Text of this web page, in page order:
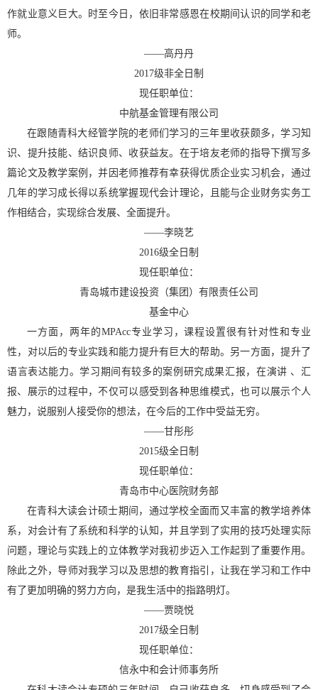
作就业意义巨大。时至今日，依旧非常感恩在校期间认识的同学和老
师。
——高丹丹
2017级非全日制
现任职单位：
中航基金管理有限公司
在跟随青科大经管学院的老师们学习的三年里收获颇多，学习知
识、提升技能、结识良师、收获益友。在于培友老师的指导下撰写多
篇论文及教学案例，并因老师推荐有幸获得优质企业实习机会，通过
几年的学习成长得以系统掌握现代会计理论，且能与企业财务实务工
作相结合，实现综合发展、全面提升。
——李晓艺
2016级全日制
现任职单位：
青岛城市建设投资（集团）有限责任公司
基金中心
一方面，两年的MPAcc专业学习，课程设置很有针对性和专业
性，对以后的专业实践和能力提升有巨大的帮助。另一方面，提升了
语言表达能力。学习期间有较多的案例研究成果汇报，在演讲 、汇
报、展示的过程中，不仅可以感受到各种思维模式，也可以展示个人
魅力，说服别人接受你的想法，在今后的工作中受益无穷。
——甘彤彤
2015级全日制
现任职单位：
青岛市中心医院财务部
在青科大读会计硕士期间，通过学校全面而又丰富的教学培养体
系，对会计有了系统和科学的认知，并且学到了实用的技巧处理实际
问题，理论与实践上的立体教学对我初步迈入工作起到了重要作用。
除此之外，导师对我学习以及思想的教育指引，让我在学习和工作中
有了更加明确的努力方向，是我生活中的指路明灯。
——贾晓悦
2017级全日制
现任职单位：
信永中和会计师事务所